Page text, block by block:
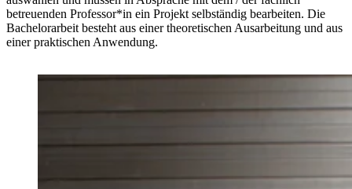
betreuenden Professor*in ein Projekt selbständig bearbeiten. Die
Bachelorarbeit besteht aus einer theoretischen Ausarbeitung und aus
einer praktischen Anwendung.